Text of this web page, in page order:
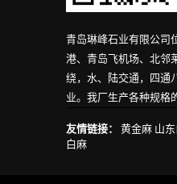
青岛琳峰石业有限公司
港、青岛飞机场、北邻
绕，水、陆交通，四通
业。我厂生产各种规格
友情链接： 黄金麻 山
白麻